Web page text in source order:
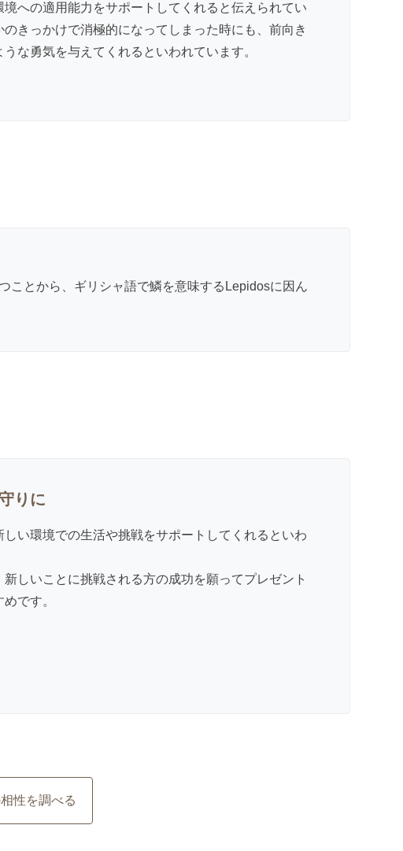
境への適用能力をサポートしてくれると伝えられてい
のきっかけで消極的になってしまった時にも、前向き
な勇気を与えてくれるといわれています。
ことから、ギリシャ語で鱗を意味するLepidosに因ん
りに
しい環境での生活や挑戦をサポートしてくれるといわ
新しいことに挑戦される方の成功を願ってプレゼント
です。
性を調べる